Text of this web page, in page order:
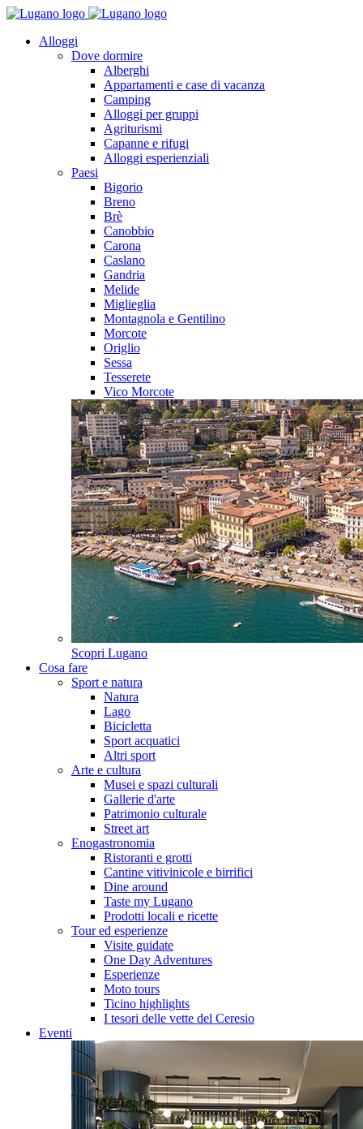
Alloggi
Dove dormire
Alberghi
Appartamenti e case di vacanza
Camping
Alloggi per gruppi
Agriturismi
Capanne e rifugi
Alloggi esperienziali
Paesi
Bigorio
Breno
Brè
Canobbio
Carona
Caslano
Gandria
Melide
Miglieglia
Montagnola e Gentilino
Morcote
Origlio
Sessa
Tesserete
Vico Morcote
Scopri Lugano
Cosa fare
Sport e natura
Natura
Lago
Bicicletta
Sport acquatici
Altri sport
Arte e cultura
Musei e spazi culturali
Gallerie d'arte
Patrimonio culturale
Street art
Enogastronomia
Ristoranti e grotti
Cantine vitivinicole e birrifici
Dine around
Taste my Lugano
Prodotti locali e ricette
Tour ed esperienze
Visite guidate
One Day Adventures
Esperienze
Moto tours
Ticino highlights
I tesori delle vette del Ceresio
Eventi